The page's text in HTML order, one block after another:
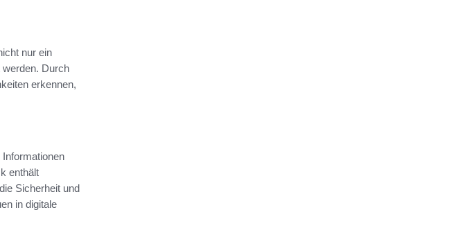
nur ein
werden. Durch
erkennen,
enthält
Sicherheit und
in digitale